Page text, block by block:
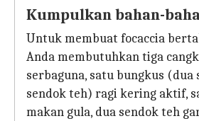
Kumpulkan bahan-
Untuk membuat focaccia
Anda membutuhkan tiga
serbaguna, satu bungkus (dua
sendok teh) ragi kering aktif,
makan gula, dua sendok teh